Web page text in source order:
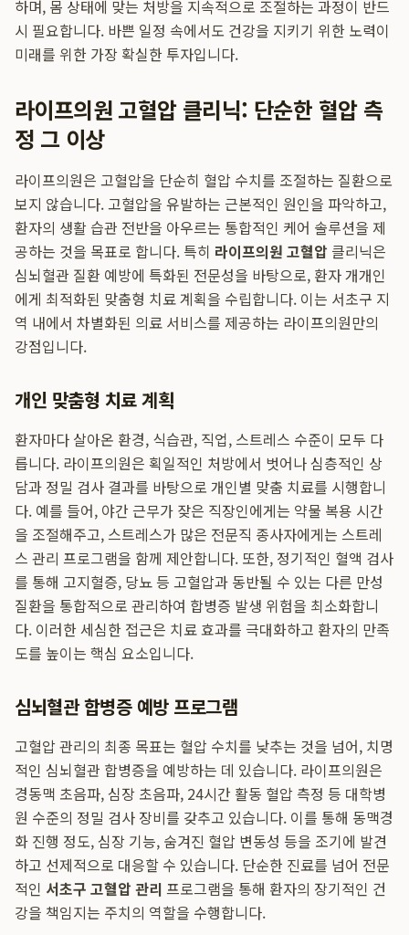
하며, 몸 상태에 맞는 처방을 지속적으로 조절하는 과정이 반드
시 필요합니다. 바쁜 일정 속에서도 건강을 지키기 위한 노력이
미래를 위한 가장 확실한 투자입니다.
라이프의원 고혈압 클리닉: 단순한 혈압 측
정 그 이상
라이프의원은 고혈압을 단순히 혈압 수치를 조절하는 질환으로
보지 않습니다. 고혈압을 유발하는 근본적인 원인을 파악하고,
환자의 생활 습관 전반을 아우르는 통합적인 케어 솔루션을 제
공하는 것을 목표로 합니다. 특히 라이프의원 고혈압 클리닉은
심뇌혈관 질환 예방에 특화된 전문성을 바탕으로, 환자 개개인
에게 최적화된 맞춤형 치료 계획을 수립합니다. 이는 서초구 지
역 내에서 차별화된 의료 서비스를 제공하는 라이프의원만의
강점입니다.
개인 맞춤형 치료 계획
환자마다 살아온 환경, 식습관, 직업, 스트레스 수준이 모두 다
릅니다. 라이프의원은 획일적인 처방에서 벗어나 심층적인 상
담과 정밀 검사 결과를 바탕으로 개인별 맞춤 치료를 시행합니
다. 예를 들어, 야간 근무가 잦은 직장인에게는 약물 복용 시간
을 조절해주고, 스트레스가 많은 전문직 종사자에게는 스트레
스 관리 프로그램을 함께 제안합니다. 또한, 정기적인 혈액 검사
를 통해 고지혈증, 당뇨 등 고혈압과 동반될 수 있는 다른 만성
질환을 통합적으로 관리하여 합병증 발생 위험을 최소화합니
다. 이러한 세심한 접근은 치료 효과를 극대화하고 환자의 만족
도를 높이는 핵심 요소입니다.
심뇌혈관 합병증 예방 프로그램
고혈압 관리의 최종 목표는 혈압 수치를 낮추는 것을 넘어, 치명
적인 심뇌혈관 합병증을 예방하는 데 있습니다. 라이프의원은
경동맥 초음파, 심장 초음파, 24시간 활동 혈압 측정 등 대학병
원 수준의 정밀 검사 장비를 갖추고 있습니다. 이를 통해 동맥경
화 진행 정도, 심장 기능, 숨겨진 혈압 변동성 등을 조기에 발견
하고 선제적으로 대응할 수 있습니다. 단순한 진료를 넘어 전문
적인 서초구 고혈압 관리 프로그램을 통해 환자의 장기적인 건
강을 책임지는 주치의 역할을 수행합니다.